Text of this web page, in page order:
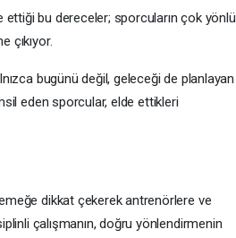
bu dereceler; sporcuların çok yönlü
çıkıyor.
bugünü değil, geleceği de planlayan
eden sporcular, elde ettikleri
dikkat çekerek antrenörlere ve
çalışmanın, doğru yönlendirmenin